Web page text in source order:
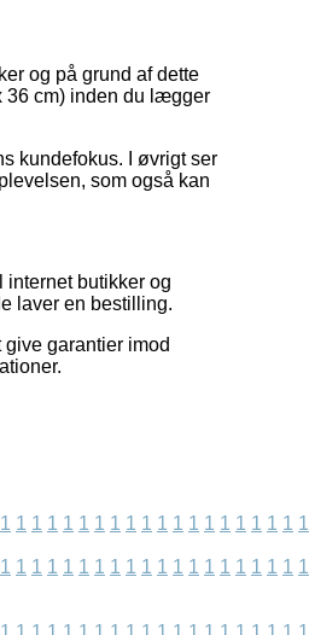
og på grund af dette
36 cm) inden du lægger
kundefokus. I øvrigt ser
som også kan
butikker og
laver en bestilling.
garantier imod
1 1 1 1 1 1 1 1 1 1 1 1 1 1 1 1 1 1 1 1
1 1 1 1 1 1 1 1 1 1 1 1 1 1 1 1 1 1 1 1